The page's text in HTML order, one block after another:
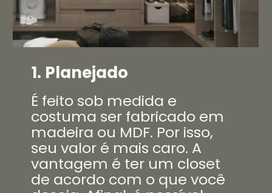
É feito sob medida e
costuma ser fabricado em
madeira ou MDF. Por isso,
seu valor é mais caro. A
vantagem é ter um closet
de acordo com o que você
1. Planejado